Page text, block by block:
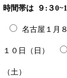
時間帯は ９:３
名古屋１月
１０日（日）
（土）